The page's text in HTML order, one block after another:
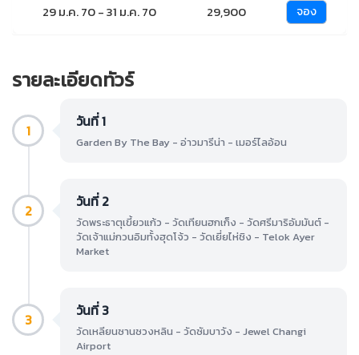
29 ม.ค. 70 - 31 ม.ค. 70 29,900 จอง
รายละเอียดทัวร์
1 วันที่ 1
Garden By The Bay - อ่าวมารีน่า - เมอร์ไลอ้อน
2 วันที่ 2
วัดพระธาตุเขี้ยวแก้ว - วัดเทียนฮกเก็ง - วัดศรีมาริอัมมันต์ -
วัดเจ้าแม่กวนอิมทั้งฮุดโจ้ว - วัดเยี่ยไห่ชิง - Telok Ayer
Market
3 วันที่ 3
วัดเหลียนซานซวงหลิน - วัดซัมบาวัง - Jewel Changi
Airport